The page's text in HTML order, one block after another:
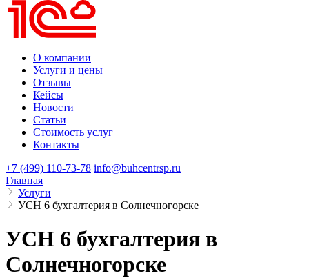
О компании
Услуги и цены
Отзывы
Кейсы
Новости
Статьи
Стоимость услуг
Контакты
+7 (499) 110-73-78 info@buhcentrsp.ru
Главная
Услуги
УСН 6 бухгалтерия в Солнечногорске
УСН 6 бухгалтерия в
Солнечногорске